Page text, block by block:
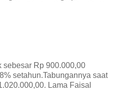
sebesar Rp 900.000,00
setahun.Tabungannya saat
Lama Faisal